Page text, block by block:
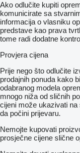
Ako odlučite kupiti
komunicirate sa
informacija o vlasniku
predstave kao prava
tome radi dodatne
Provjera cijena
Prije nego što odlučite
prodajnih ponuda kako
odabranog modela
mnogo niža od sličnih
cijeni može ukazivati
da počini prijevaru.
Nemojte kupovati
prosječne cijene slične